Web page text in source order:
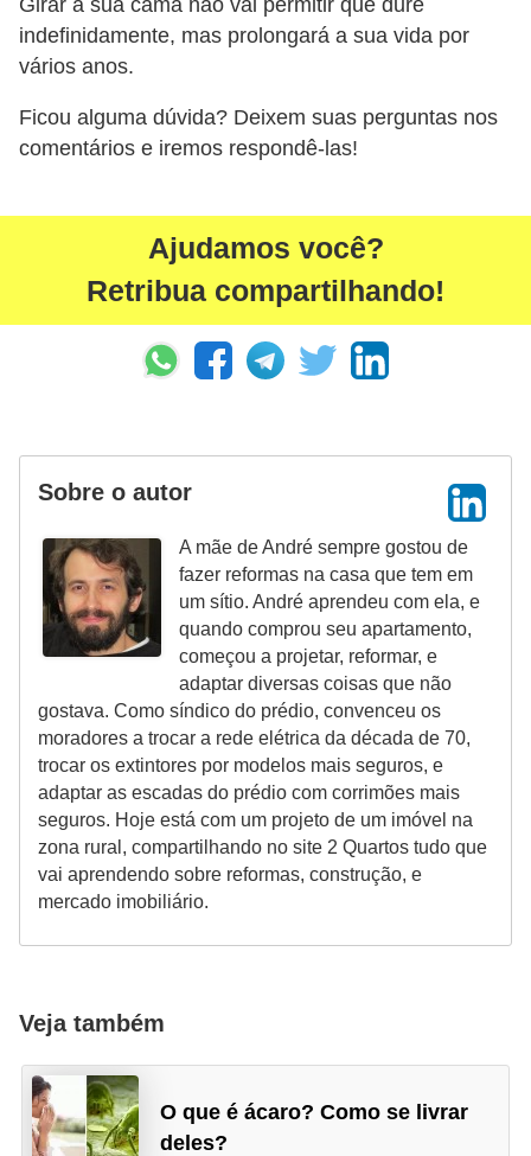
indefinidamente, mas prolongará a sua vida por
vários anos.
Ficou alguma dúvida? Deixem suas perguntas nos
comentários e iremos respondê-las!
Ajudamos você?
Retribua compartilhando!
Sobre o autor
A mãe de André sempre gostou de
fazer reformas na casa que tem em
um sítio. André aprendeu com ela, e
quando comprou seu apartamento,
começou a projetar, reformar, e
adaptar diversas coisas que não
gostava. Como síndico do prédio, convenceu os
moradores a trocar a rede elétrica da década de 70,
trocar os extintores por modelos mais seguros, e
adaptar as escadas do prédio com corrimões mais
seguros. Hoje está com um projeto de um imóvel na
zona rural, compartilhando no site 2 Quartos tudo que
vai aprendendo sobre reformas, construção, e
mercado imobiliário.
Veja também
O que é ácaro? Como se livrar
deles?